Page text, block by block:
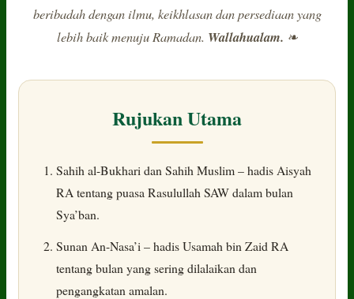
beribadah dengan ilmu, keikhlasan dan persediaan yang
lebih baik menuju Ramadan. Wallahualam. ❧
Rujukan Utama
Sahih al-Bukhari dan Sahih Muslim – hadis Aisyah
RA tentang puasa Rasulullah SAW dalam bulan
Sya’ban.
Sunan An-Nasa’i – hadis Usamah bin Zaid RA
tentang bulan yang sering dilalaikan dan
pengangkatan amalan.